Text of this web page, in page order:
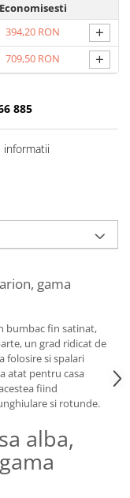
Economisesti
394,20 RON +
709,50 RON +
885
gama
bumbac fin satinat,
un grad ridicat de
folosire si spalari
atat pentru casa
fiind
si rotunde.
alba,